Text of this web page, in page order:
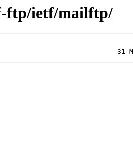
ftp/ietf/mailftp/